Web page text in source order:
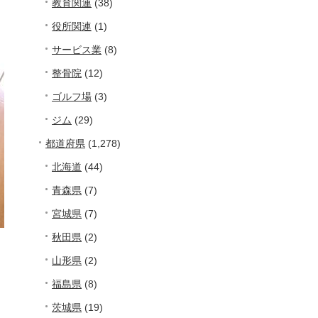
教育関連 (38)
役所関連 (1)
サービス業 (8)
整骨院 (12)
ゴルフ場 (3)
ジム (29)
都道府県 (1,278)
北海道 (44)
青森県 (7)
宮城県 (7)
秋田県 (2)
山形県 (2)
福島県 (8)
茨城県 (19)